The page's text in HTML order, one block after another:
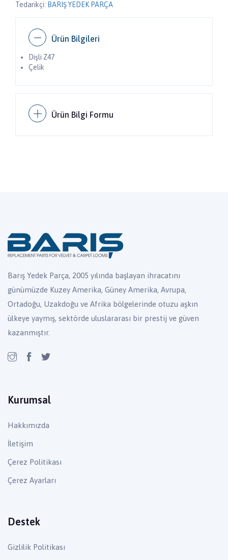
Tedarikçi: BARIŞ YEDEK PARÇA
Ürün Bilgileri
Dişli Z47
Çelik
Ürün Bilgi Formu
Barış Yedek Parça, 2005 yılında başlayan ihracatını
günümüzde Kuzey Amerika, Güney Amerika, Avrupa,
Ortadoğu, Uzakdoğu ve Afrika bölgelerinde otuzu aşkın
ülkeye yaymış, sektörde uluslararası bir prestij ve güven
kazanmıştır.
Kurumsal
Hakkımızda
İletişim
Çerez Politikası
Çerez Ayarları
Destek
Gizlilik Politikası